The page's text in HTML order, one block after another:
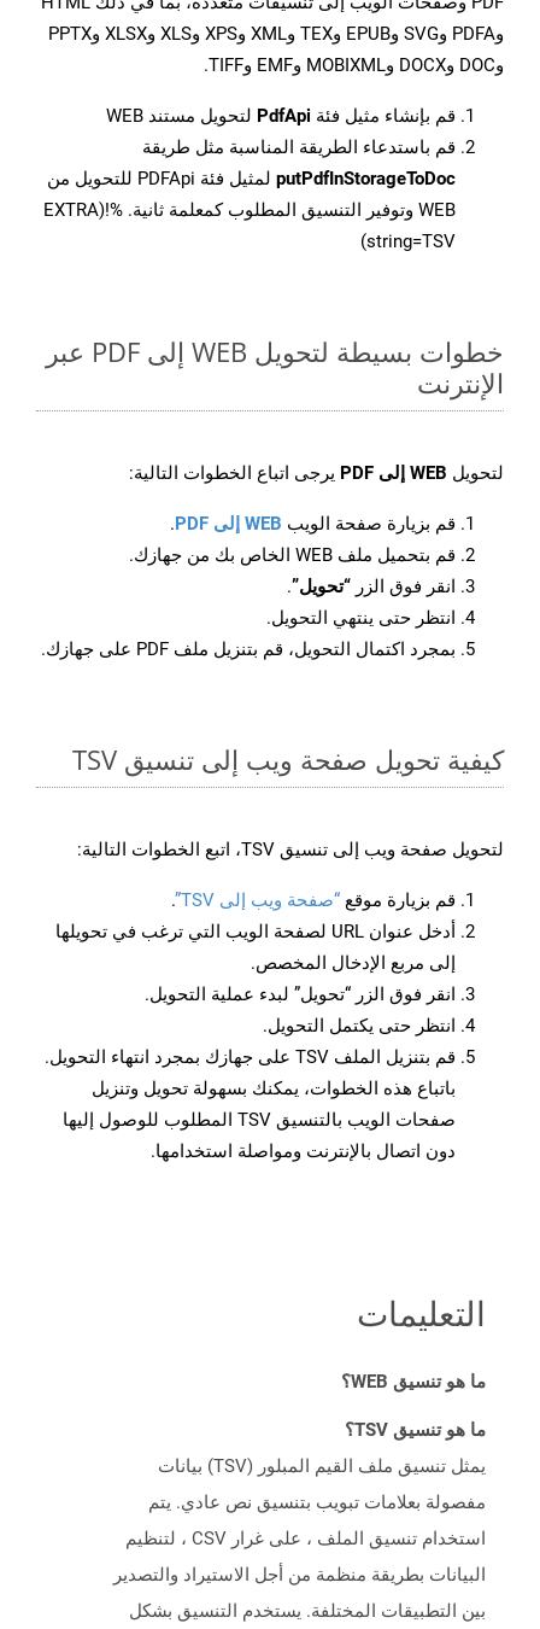
وPDFA وSVG وEPUB وTEX وXML وXPS وXLS وXLSX وPPTX
وDOC وDOCX وMOBIXML وEMF وTIFF.
قم بإنشاء مثيل فئة PdfApi لتحويل مستند WEB
قم باستدعاء الطريقة المناسبة مثل طريقة
putPdfInStorageToDoc
لمثيل فئة PDFApi للتحويل من
WEB وتوفير التنسيق المطلوب كمعلمة ثانية. %!(EXTRA
string=TSV)
خطوات بسيطة لتحويل WEB إلى PDF عبر
الإنترنت
لتحويل WEB إلى PDF يرجى اتباع الخطوات التالية:
قم بزيارة صفحة الويب WEB إلى PDF
.
قم بتحميل ملف WEB الخاص بك من جهازك.
انقر فوق الزر “تحويل”.
انتظر حتى ينتهي التحويل.
بمجرد اكتمال التحويل، قم بتنزيل ملف PDF على جهازك.
كيفية تحويل صفحة ويب إلى تنسيق TSV
لتحويل صفحة ويب إلى تنسيق TSV، اتبع الخطوات التالية:
قم بزيارة موقع “صفحة ويب إلى TSV”
.
أدخل عنوان URL لصفحة الويب التي ترغب في تحويلها
إلى مربع الإدخال المخصص.
انقر فوق الزر “تحويل” لبدء عملية التحويل.
انتظر حتى يكتمل التحويل.
قم بتنزيل الملف TSV على جهازك بمجرد انتهاء التحويل.
باتباع هذه الخطوات، يمكنك بسهولة تحويل وتنزيل
صفحات الويب بالتنسيق TSV المطلوب للوصول إليها
دون اتصال بالإنترنت ومواصلة استخدامها.
التعليمات
ما هو تنسيق WEB؟
ما هو تنسيق TSV؟
يمثل تنسيق ملف القيم المبلور (TSV) بيانات
مفصولة بعلامات تبويب بتنسيق نص عادي. يتم
استخدام تنسيق الملف ، على غرار CSV ، لتنظيم
البيانات بطريقة منظمة من أجل الاستيراد والتصدير
بين التطبيقات المختلفة. يستخدم التنسيق بشكل